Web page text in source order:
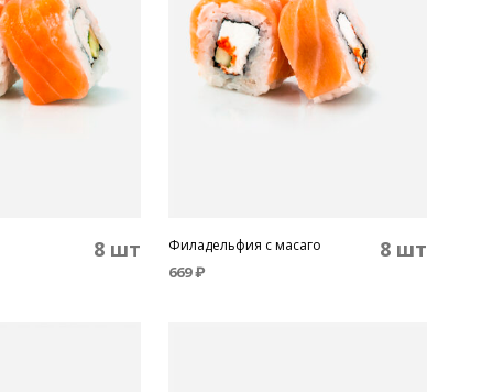
8 шт Филадельфия с масаго 8 шт
669₽